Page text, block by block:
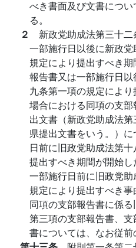
べき書面及び文書につ
る。
２ 新政党助成法第三十二
一部施行日以後に新政
規定により提出すべき
報告書又は一部施行日
九条第一項の規定によ
場合における同項の支
出文書（新政党助成法
県提出文書をいう。）
日前に旧政党助成法第
提出すべき期間が開始
一部施行日前に旧政党
規定により提出すべき
同項の支部報告書に係
第三項の支部報告書、
書については、なお従前